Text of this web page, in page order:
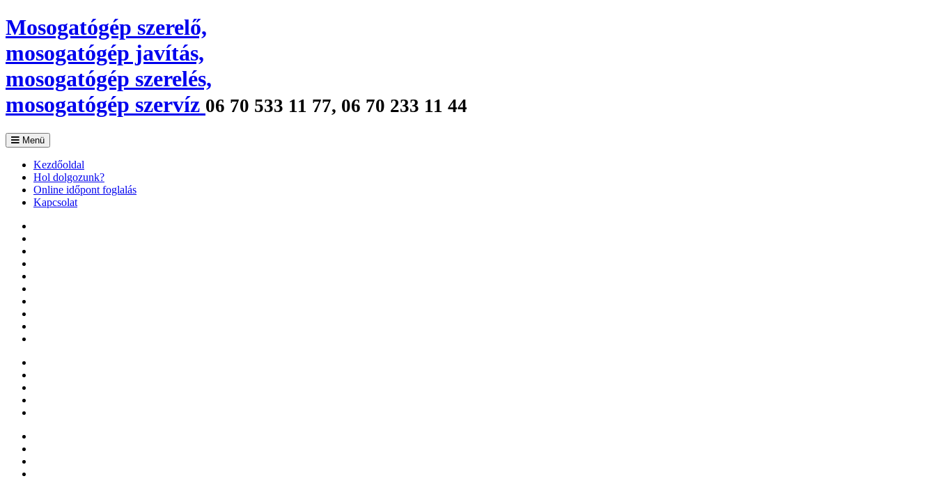
Mosogatógép szerelő,
mosogatógép javítás,
mosogatógép szerelés,
mosogatógép szervíz 06 70 533 11 77, 06 70 233 11 44
Menü
Kezdőoldal
Hol dolgozunk?
Online időpont foglalás
Kapcsolat